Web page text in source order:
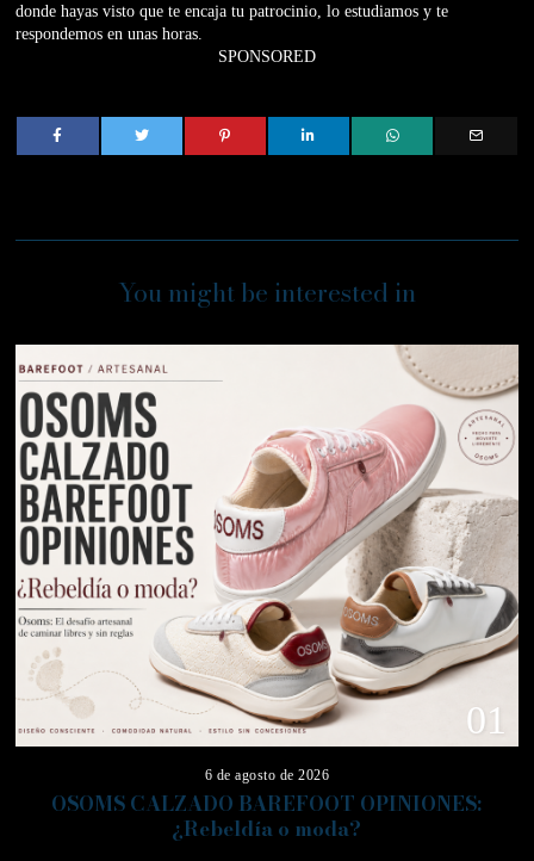
donde hayas visto que te encaja tu patrocinio, lo estudiamos y te
respondemos en unas horas.
SPONSORED
You might be interested in
01
6 de agosto de 2026
OSOMS CALZADO BAREFOOT OPINIONES:
¿Rebeldía o moda?